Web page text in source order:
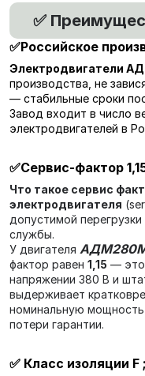
✅
✅Российское
Электродвигатели
производства, не
— стабильные сроки
Завод входит в число
электродвигателей в
✅Сервис-фактор
Что такое сервис
электродвигателя
допустимой
службы.
У двигателя
фактор равен 1,15 — это
напряжении 380 В и
выдерживает
номинальную мощность
потери гарантии.
✅ Класс изоляции F ;